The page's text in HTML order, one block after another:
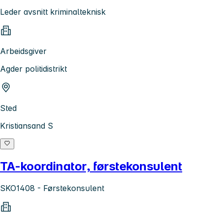
Leder avsnitt kriminalteknisk
Arbeidsgiver
Agder politidistrikt
Sted
Kristiansand S
TA-koordinator, førstekonsulent
SKO1408 - Førstekonsulent